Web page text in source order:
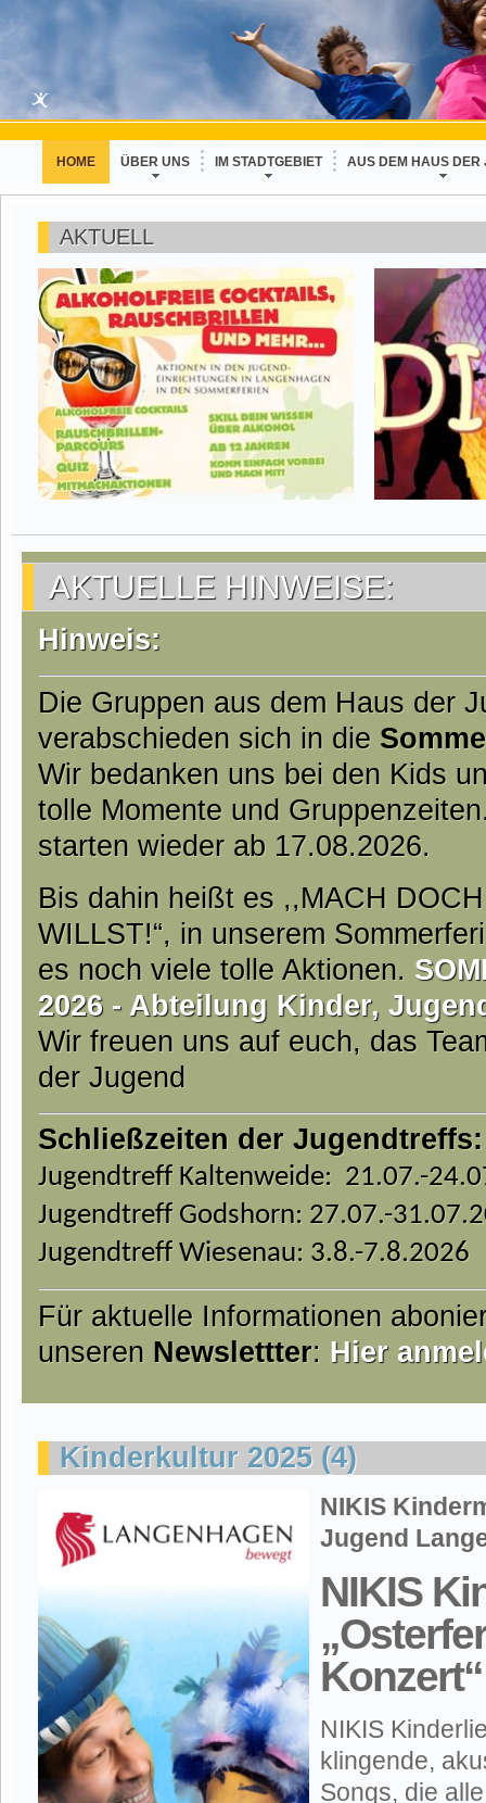
HOME ÜBER UNS IM STADTGEBIET AUS DEM HAUS DER
AKTUELL
AKTUELLE HINWEISE:
Hinweis:
Die Gruppen aus dem Haus der
verabschieden sich in die
Wir bedanken uns bei den Kids
tolle Momente und
starten wieder ab 17.08.2026.
Bis dahin heißt es ,,MACH
WILLST!“, in unserem
es noch viele tolle Aktionen.
2026 - Abteilung Kinder,
Wir freuen uns auf euch, das
der Jugend
Schließzeiten der Jugendtreffs:
Jugendtreff Kaltenweide: 21.07.-
Jugendtreff Godshorn: 27.07.-
Jugendtreff Wiesenau: 3.8.-7.8.2026
Für aktuelle Informationen
unseren Newslettter: Hier
Kinderkultur 2025 (4)
NIKIS
Jugend
NIKIS
Konzert“
NIKIS
klingende,
Songs, die